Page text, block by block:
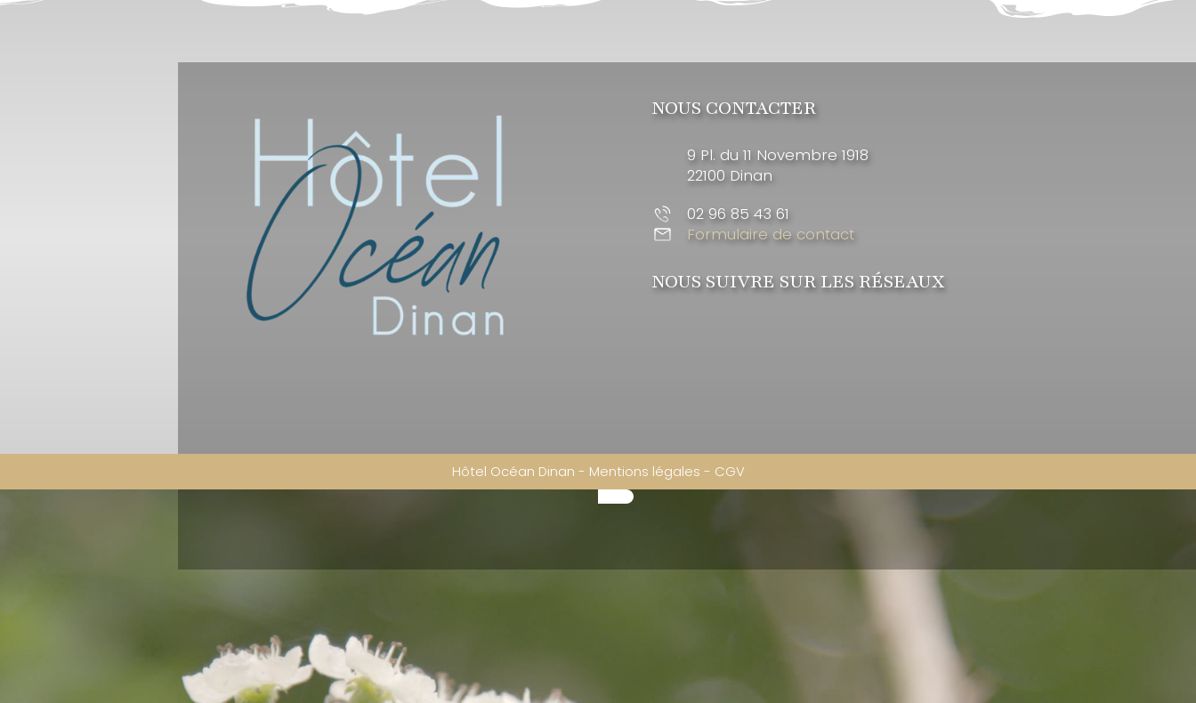
NOUS CONTACTER
9 Pl. du 11 Novembre 1918
22100 Dinan
02 96 85 43 61
Formulaire de contact
NOUS SUIVRE SUR LES RÉSEAUX
Hôtel Océan Dinan - Mentions légales - CGV